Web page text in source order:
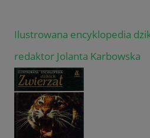
Ilustrowana encyklopedia
redaktor Jolanta Karbowska